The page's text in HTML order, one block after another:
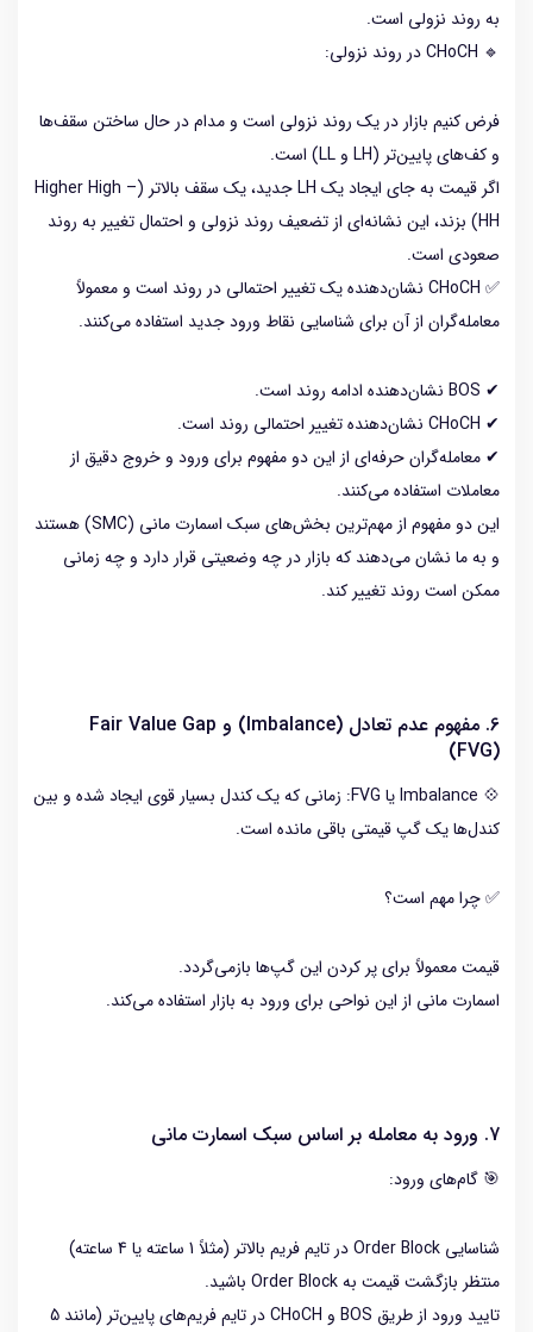
به روند نزولی است.
🔹 CHoCH در روند نزولی:
فرض کنیم بازار در یک روند نزولی است و مدام در حال ساختن سقف‌ها
و کف‌های پایین‌تر (LH و LL) است.
اگر قیمت به جای ایجاد یک LH جدید، یک سقف بالاتر (Higher High –
HH) بزند، این نشانه‌ای از تضعیف روند نزولی و احتمال تغییر به روند
صعودی است.
✅ CHoCH نشان‌دهنده یک تغییر احتمالی در روند است و معمولاً
معامله‌گران از آن برای شناسایی نقاط ورود جدید استفاده می‌کنند.
✔ BOS نشان‌دهنده ادامه روند است.
✔ CHoCH نشان‌دهنده تغییر احتمالی روند است.
✔ معامله‌گران حرفه‌ای از این دو مفهوم برای ورود و خروج دقیق از
معاملات استفاده می‌کنند.
این دو مفهوم از مهم‌ترین بخش‌های سبک اسمارت مانی (SMC) هستند
و به ما نشان می‌دهند که بازار در چه وضعیتی قرار دارد و چه زمانی
ممکن است روند تغییر کند.
6. مفهوم عدم تعادل (Imbalance) و Fair Value Gap
(FVG)
💠 Imbalance یا FVG: زمانی که یک کندل بسیار قوی ایجاد شده و بین
کندل‌ها یک گپ قیمتی باقی مانده است.
✅ چرا مهم است؟
قیمت معمولاً برای پر کردن این گپ‌ها بازمی‌گردد.
اسمارت مانی از این نواحی برای ورود به بازار استفاده می‌کند.
7. ورود به معامله بر اساس سبک اسمارت مانی
🎯 گام‌های ورود:
شناسایی Order Block در تایم فریم بالاتر (مثلاً 1 ساعته یا 4 ساعته)
منتظر بازگشت قیمت به Order Block باشید.
تایید ورود از طریق BOS و CHoCH در تایم فریم‌های پایین‌تر (مانند 5